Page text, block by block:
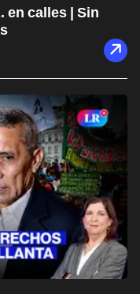
en calles | Sin